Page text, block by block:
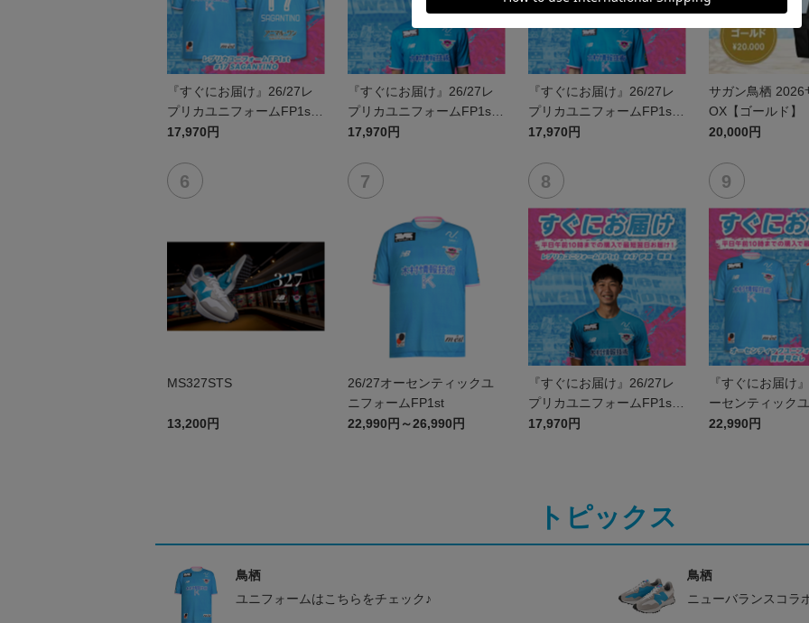
『すぐにお届け』26/27レ
プリカユニフォームFP1st
No.17 SAGANTINO
17,970円
『すぐにお届け』26/27レ
プリカユニフォームFP1st
No.10 鈴木 大馳
17,970円
『すぐにお届け』26/27レ
プリカユニフォームFP1st
No.16 西澤 健太
17,970円
サガン鳥栖 2026
OX【ゴールド】
20,000円
MS327STS
13,200円
26/27オーセンティックユ
ニフォームFP1st
22,990円～26,990円
『すぐにお届け』26/27レ
プリカユニフォームFP1st
No.47 伊澤 璃来
17,970円
『すぐにお届け
ーセンティック
ムFP1st 背番号
22,990円
トピックス
鳥栖
ユニフォームはこちらをチェック♪
鳥栖
ニューバランスコラ